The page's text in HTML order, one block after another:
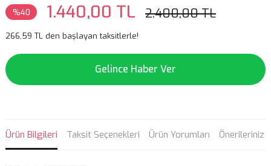
%40 1.440,00 TL 2.400,00 TL
266,59 TL den başlayan taksitlerle!
Gelince Haber Ver
Ürün Bilgileri Taksit Seçenekleri Ürün Yorumları Önerileriniz